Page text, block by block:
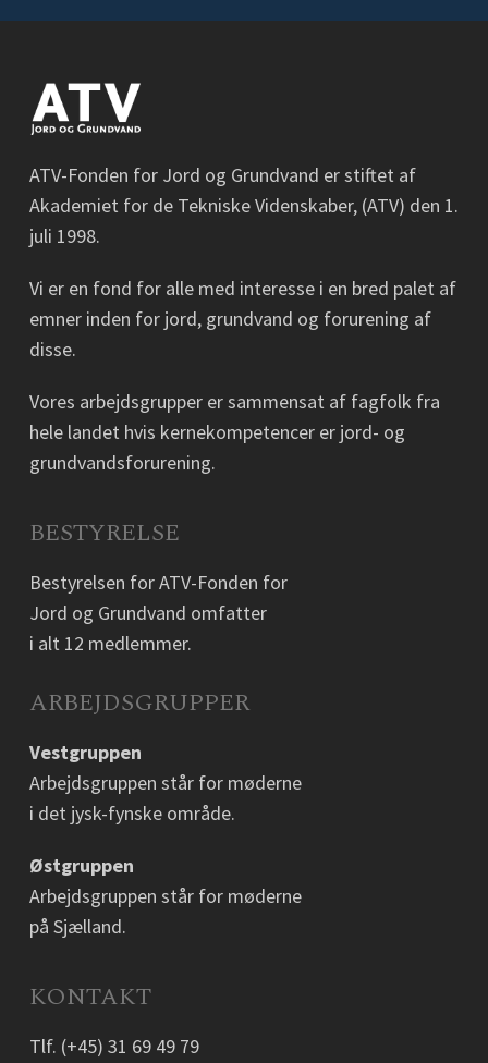
ATV-Fonden for Jord og Grundvand er stiftet af
Akademiet for de Tekniske Videnskaber, (ATV) den 1.
juli 1998.
Vi er en fond for alle med interesse i en bred palet af
emner inden for jord, grundvand og forurening af
disse.
Vores arbejdsgrupper er sammensat af fagfolk fra
hele landet hvis kernekompetencer er jord- og
grundvandsforurening.
BESTYRELSE
Bestyrelsen for ATV-Fonden for
Jord og Grundvand omfatter
i alt 12 medlemmer.
ARBEJDSGRUPPER
Vestgruppen
Arbejdsgruppen står for møderne
i det jysk-fynske område.
Østgruppen
Arbejdsgruppen står for møderne
på Sjælland.
KONTAKT
Tlf. (+45) 31 69 49 79